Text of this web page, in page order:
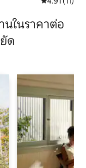
ในราคาต่อ
ด